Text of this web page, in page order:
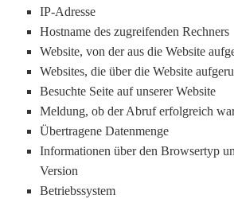
IP-Adresse
Hostname des zugreifenden Rechners
Website, von der aus die Website
Websites, die über die Website
Besuchte Seite auf unserer Website
Meldung, ob der Abruf erfolgreich
Übertragene Datenmenge
Informationen über den Browsertyp
Version
Betriebssystem